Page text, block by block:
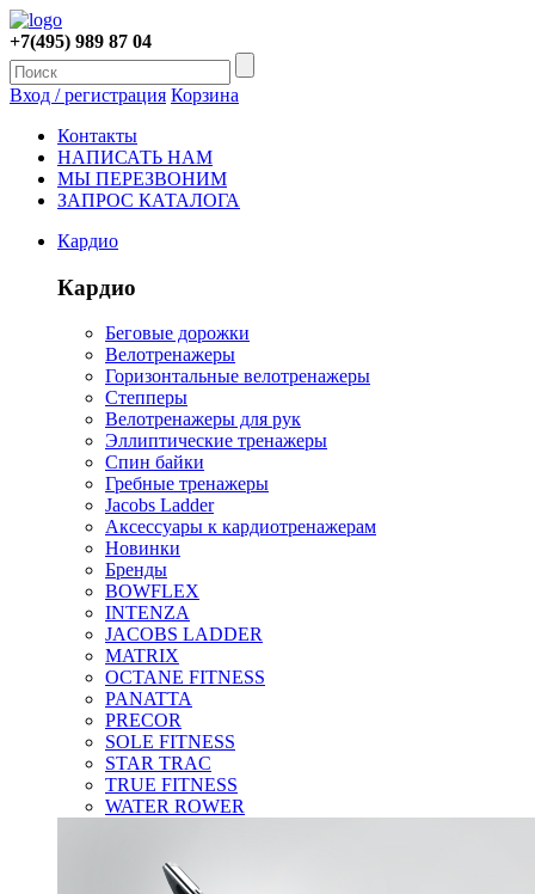
+7(495) 989 87 04
Вход / регистрация Корзина
Контакты
НАПИСАТЬ НАМ
МЫ ПЕРЕЗВОНИМ
ЗАПРОС КАТАЛОГА
Кардио
Кардио
Беговые дорожки
Велотренажеры
Горизонтальные велотренажеры
Степперы
Велотренажеры для рук
Эллиптические тренажеры
Спин байки
Гребные тренажеры
Jacobs Ladder
Аксессуары к кардиотренажерам
Новинки
Бренды
BOWFLEX
INTENZA
JACOBS LADDER
MATRIX
OCTANE FITNESS
PANATTA
PRECOR
SOLE FITNESS
STAR TRAC
TRUE FITNESS
WATER ROWER